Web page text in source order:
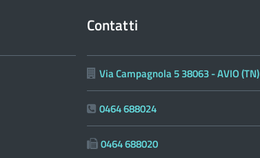
Contatti
Via Campagnola 5 38063 - AVIO (TN)
0464 688024
0464 688020